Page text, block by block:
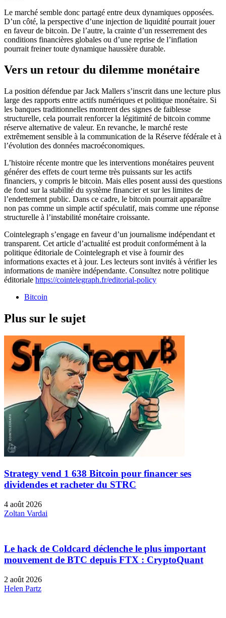
Le marché semble donc partagé entre deux dynamiques opposées.
D’un côté, la perspective d’une injection de liquidité pourrait jouer
en faveur de bitcoin. De l’autre, la crainte d’un resserrement des
conditions financières globales ou d’une reprise de l’inflation
pourrait freiner toute dynamique haussière durable.
Vers un retour du dilemme monétaire
La position défendue par Jack Mallers s’inscrit dans une lecture plus
large des rapports entre actifs numériques et politique monétaire. Si
les banques traditionnelles montrent des signes de faiblesse
structurelle, cela pourrait renforcer la légitimité de bitcoin comme
réserve alternative de valeur. En revanche, le marché reste
extrêmement sensible à la communication de la Réserve fédérale et à
l’évolution des données macroéconomiques.
L’histoire récente montre que les interventions monétaires peuvent
générer des effets de court terme très puissants sur les actifs
financiers, y compris le bitcoin. Mais elles posent aussi des questions
de fond sur la stabilité du système financier et sur les limites de
l’endettement public. Dans ce cadre, le bitcoin pourrait apparaître
non pas comme un simple actif spéculatif, mais comme une réponse
structurelle à l’instabilité monétaire croissante.
Cointelegraph s’engage en faveur d’un journalisme indépendant et
transparent. Cet article d’actualité est produit conformément à la
politique éditoriale de Cointelegraph et vise à fournir des
informations exactes et à jour. Les lecteurs sont invités à vérifier les
informations de manière indépendante. Consultez notre politique
éditoriale https://cointelegraph.fr/editorial-policy
Bitcoin
Plus sur le sujet
Strategy vend 1 638 Bitcoin pour financer ses
dividendes et racheter du STRC
4 août 2026
Zoltan Vardai
Le hack de Coldcard déclenche le plus important
mouvement de BTC depuis FTX : CryptoQuant
2 août 2026
Helen Partz